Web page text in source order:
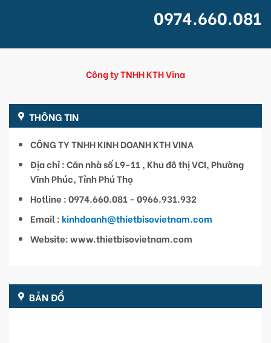
0974.660.081
Công ty TNHH KTH Vina
THÔNG TIN
CÔNG TY TNHH KINH DOANH KTH VINA
Địa chỉ : Căn nhà số L9-11 , Khu đô thị VCI, Phường
Vĩnh Phúc, Tỉnh Phú Thọ
Hotline : 0974.660.081 - 0966.931.932
Email : kinhdoanh@thietbisovietnam.com
Website: www.thietbisovietnam.com
BẢN ĐỒ